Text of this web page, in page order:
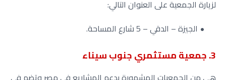
لزيارة الجمعية على العنوان التالي:
الجيزة – الدقي – 5 شارع المساحة.
3. جمعية مستثمري جنوب سيناء